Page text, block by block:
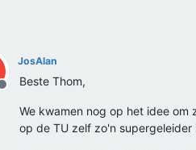
Offline
JosAlan
Beste Thom,
We kwamen nog op het idee
op de TU zelf zo'n supergeleider